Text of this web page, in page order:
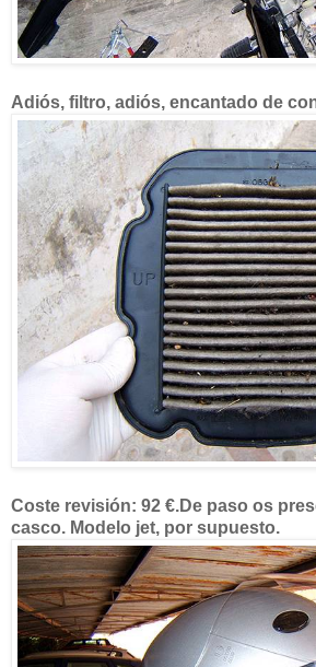
Adiós, filtro, adiós, encantado de
Coste revisión: 92 €.De paso os
casco. Modelo jet, por supuesto.